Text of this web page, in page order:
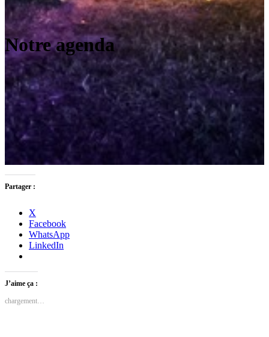
Notre agenda
Partager :
X
Facebook
WhatsApp
LinkedIn
J’aime ça :
chargement…